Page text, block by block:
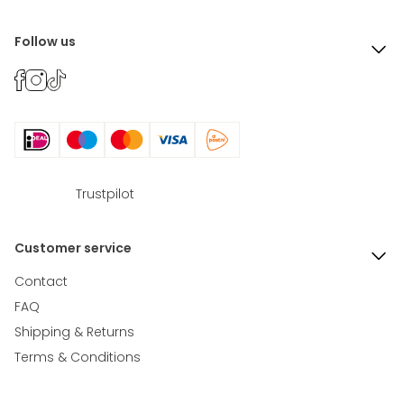
Follow us
Trustpilot
Customer service
Contact
FAQ
Shipping & Returns
Terms & Conditions